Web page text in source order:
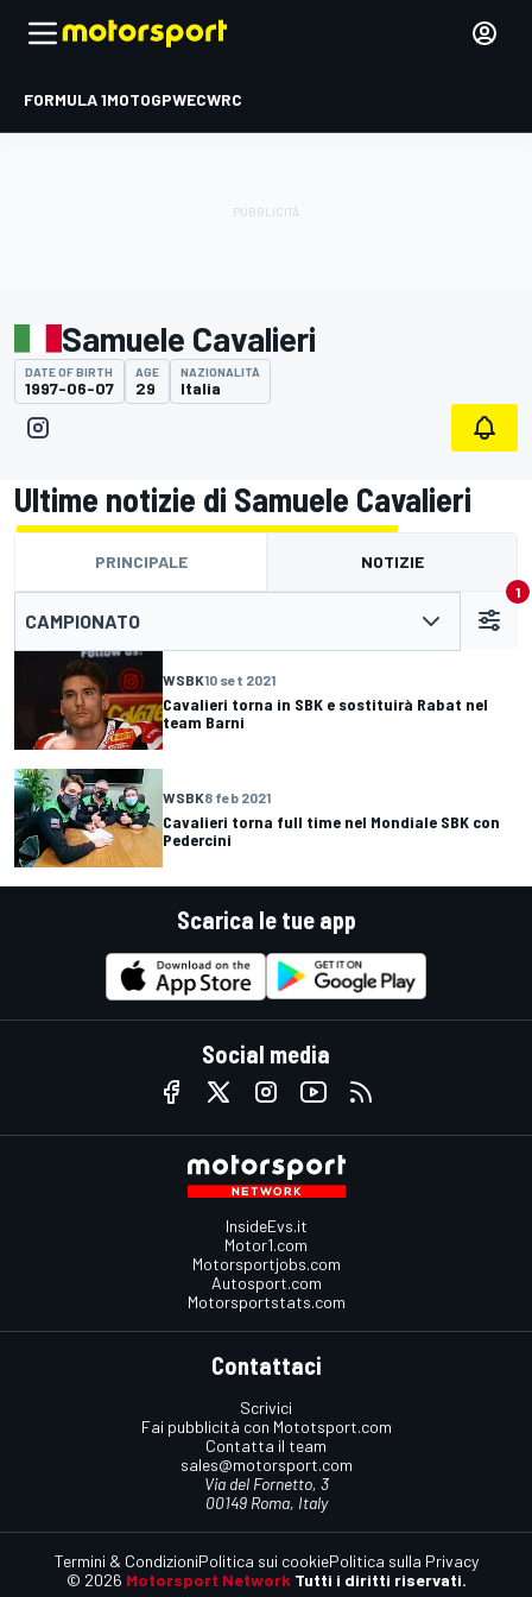
FORMULA 1MOTOGPWECWRC
Samuele Cavalieri
DATE OF BIRTH
1997-06-07
AGE
29
NAZIONALITÀ
Italia
Ultime notizie di Samuele Cavalieri
PRINCIPALE NOTIZIE
CAMPIONATO
1
WSBK10 set 2021
Cavalieri torna in SBK e sostituirà Rabat nel
team Barni
WSBK8 feb 2021
Cavalieri torna full time nel Mondiale SBK con
Pedercini
Scarica le tue app
Social media
InsideEvs.it
Motor1.com
Motorsportjobs.com
Autosport.com
Motorsportstats.com
Contattaci
Scrivici
Fai pubblicità con Mototsport.com
Contatta il team
sales@motorsport.com
Via del Fornetto, 3
00149 Roma, Italy
© 2026 Motorsport Network Tutti i diritti riservati.
Termini & CondizioniPolitica sui cookiePolitica sulla Privacy